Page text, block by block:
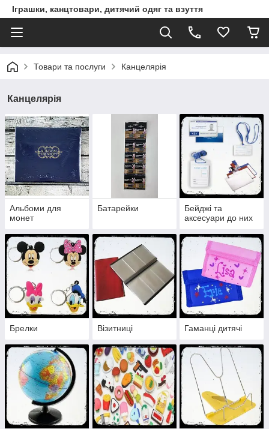
Іграшки, канцтовари, дитячий одяг та взуття
Товари та послуги Канцелярія
Канцелярія
Альбоми для
монет
Батарейки
Бейджі та
аксесуари до них
Брелки Візитниці Гаманці дитячі